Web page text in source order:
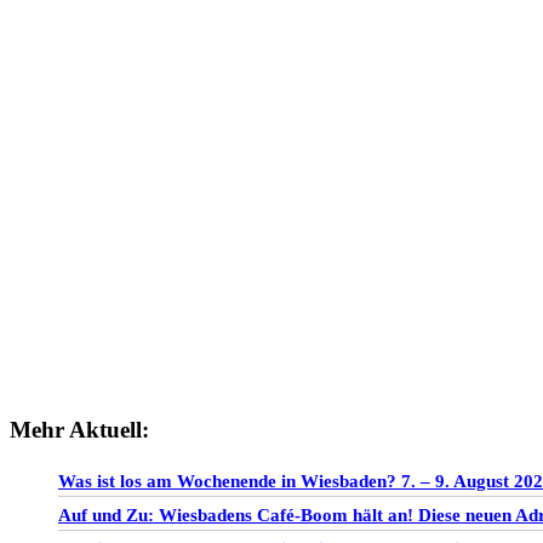
Mehr Aktuell:
Was ist los am Wochenende in Wiesbaden? 7. – 9. August
Auf und Zu: Wiesbadens Café-Boom hält an! Diese neuen